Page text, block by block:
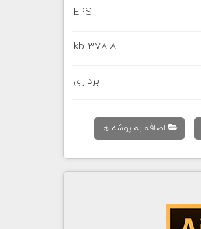
EPS
378.8 kb
برداری
اضافه به پوشه ها